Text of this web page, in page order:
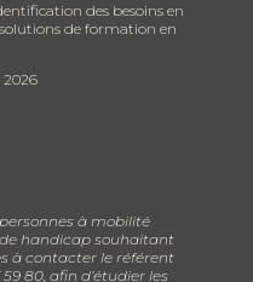
des besoins en
de formation en
2026
à mobilité
handicap souhaitant
à contacter le référent
80, afin d’étudier les